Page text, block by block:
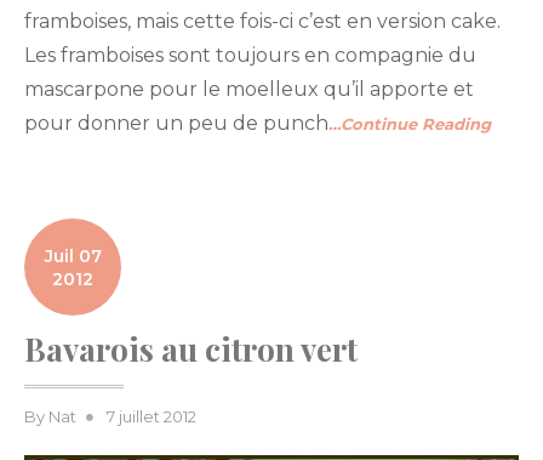
framboises, mais cette fois-ci c’est en version cake.
Les framboises sont toujours en compagnie du
mascarpone pour le moelleux qu’il apporte et
pour donner un peu de punch…Continue Reading
Juil 07
2012
Bavarois au citron vert
By Nat
Posted
7 juillet 2012